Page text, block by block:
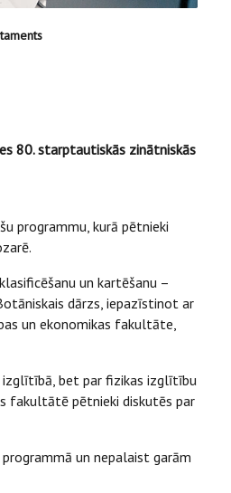
80. starptautiskās zinātniskās
programmu, kurā pētnieki
un kartēšanu –
dārzs, iepazīstinot ar
un ekonomikas fakultāte,
bet par fizikas izglītību
fakultātē pētnieki diskutēs par
un nepalaist garām